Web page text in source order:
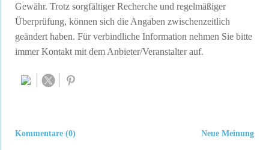
Gewähr. Trotz sorgfältiger Recherche und regelmäßiger
Überprüfung, können sich die Angaben zwischenzeitlich
geändert haben. Für verbindliche Information nehmen Sie bitte
immer Kontakt mit dem Anbieter/Veranstalter auf.
Neue Meinung
Kommentare (0)